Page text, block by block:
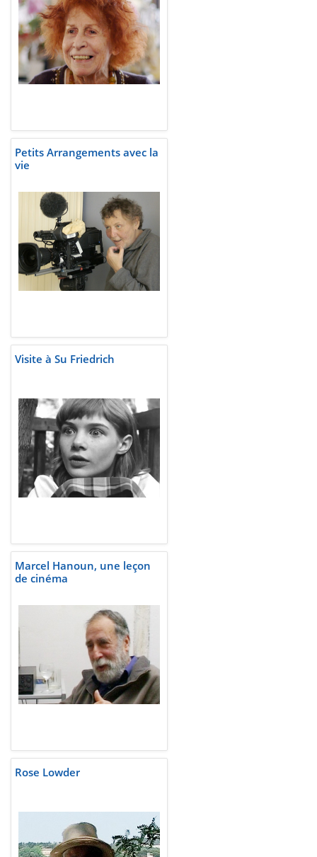
Petits Arrangements avec la
vie
Visite à Su Friedrich
Marcel Hanoun, une leçon
de cinéma
Rose Lowder